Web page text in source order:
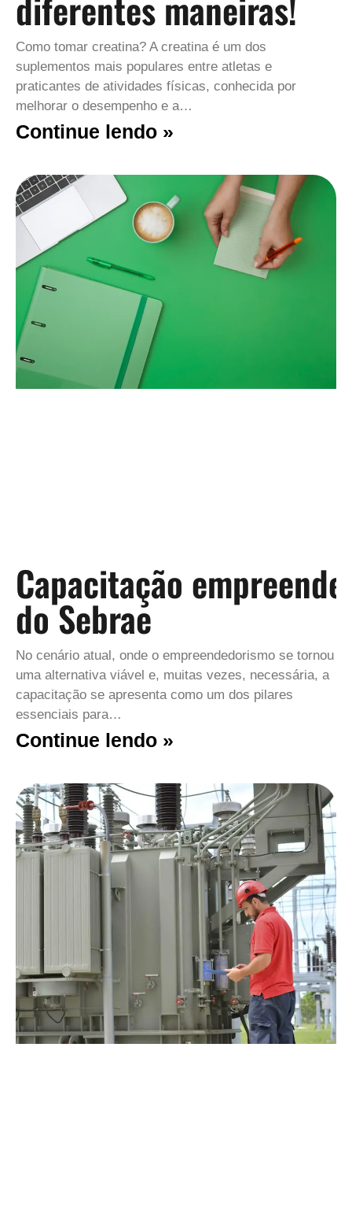
Como tomar creatina? A creatina é um dos
suplementos mais populares entre atletas e
praticantes de atividades físicas, conhecida por
melhorar o desempenho e a…
Continue lendo »
Capacitação
do Sebrae
No cenário atual, onde o empreendedorismo se tornou
uma alternativa viável e, muitas vezes, necessária, a
capacitação se apresenta como um dos pilares
essenciais para…
Continue lendo »